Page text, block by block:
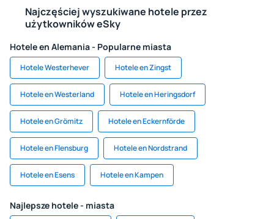
Najczęściej wyszukiwane hotele przez
użytkowników eSky
Hotele en Alemania - Popularne miasta
Hotele Westerhever Hotele en Zingst
Hotele en Westerland Hotele en Heringsdorf
Hotele en Grömitz Hotele en Eckernförde
Hotele en Flensburg Hotele en Nordstrand
Hotele en Esens Hotele en Kampen
Najlepsze hotele - miasta